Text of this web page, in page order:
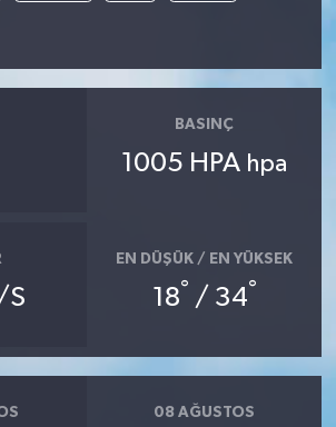
BASINÇ
1005 HPA hpa
S
EN DÜŞÜK / EN YÜKSEK
18° / 34°
08 AĞUSTOS